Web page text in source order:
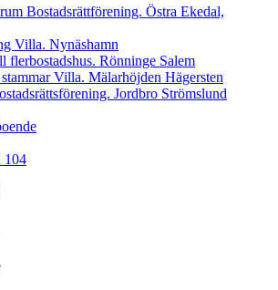
Bostadsrättförening. Östra Ekedal,
Villa. Nynäshamn
flerbostadshus. Rönninge Salem
Villa. Mälarhöjden Hägersten
Jordbro Strömslund
104